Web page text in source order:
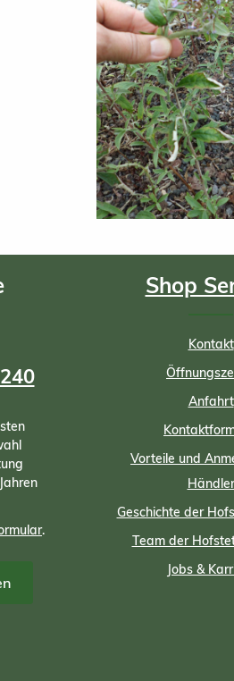
.
Shop
Kontakt
Anfahrt
Vorteile und
Händler
Geschichte der
Team der
Jobs &